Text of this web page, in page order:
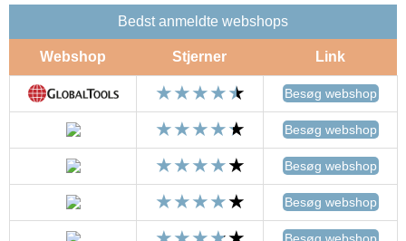
Bedst anmeldte webshops
Webshop Stjerner Link
Besøg webshop
Besøg webshop
Besøg webshop
Besøg webshop